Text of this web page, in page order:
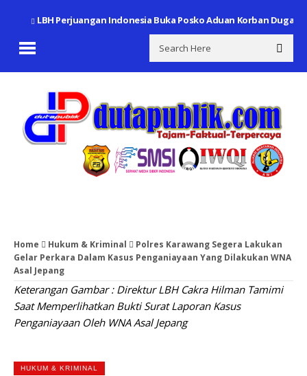
LBH Perjuangan Indonesia Buka Posko Aduan Korban
Home Hukum & Kriminal
Polres Karawang Segera Lakukan
Gelar Perkara Dalam Kasus Penganiayaan Yang Dilakukan WNA
Asal Jepang
Keterangan Gambar : Direktur LBH Cakra Hilman Tamimi
Saat Memperlihatkan Bukti Surat Laporan Kasus
Penganiayaan Oleh WNA Asal Jepang
HUKUM & KRIMINAL